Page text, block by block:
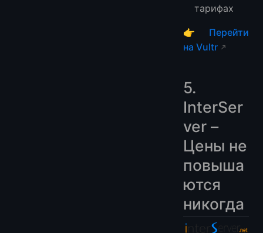
тарифах
👉 Перейти
на Vultr
5.
InterSer
ver –
Цены не
повыша
ются
никогда